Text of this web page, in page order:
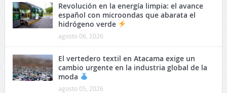
Revolución en la energía limpia: el avance
español con microondas que abarata el
hidrógeno verde
agosto 06, 2026
El vertedero textil en Atacama exige un
cambio urgente en la industria global de la
moda
agosto 05, 2026